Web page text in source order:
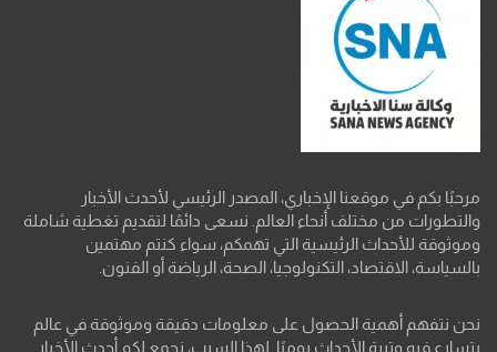
مرحبًا بكم في موقعنا الإخباري، المصدر الرئيسي لأحدث الأخبار
والتطورات من مختلف أنحاء العالم. نسعى دائمًا لتقديم تغطية شاملة
وموثوقة للأحداث الرئيسية التي تهمكم، سواء كنتم مهتمين
بالسياسة، الاقتصاد، التكنولوجيا، الصحة، الرياضة أو الفنون.
نحن نتفهم أهمية الحصول على معلومات دقيقة وموثوقة في عالم
يتسارع فيه وتيرة الأحداث يوميًا. لهذا السبب، نجمع لكم أحدث الأخبار